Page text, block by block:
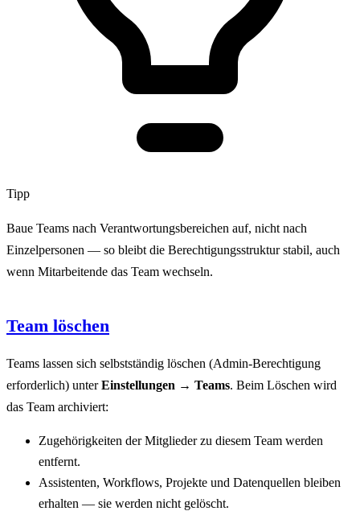
Tipp
Baue Teams nach Verantwortungsbereichen auf, nicht nach
Einzelpersonen — so bleibt die Berechtigungsstruktur stabil, auch
wenn Mitarbeitende das Team wechseln.
Team löschen
Teams lassen sich selbstständig löschen (Admin-Berechtigung
erforderlich) unterEinstellungen → Teams. Beim Löschen wird
das Team archiviert:
Zugehörigkeiten der Mitglieder zu diesem Team werden
entfernt.
Assistenten, Workflows, Projekte und Datenquellen bleiben
erhalten — sie werden nicht gelöscht.